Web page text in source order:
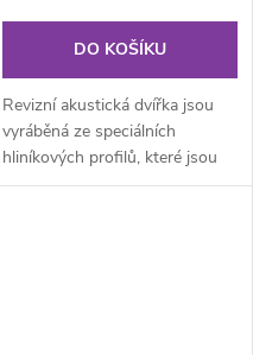
DO KOŠÍKU
Revizní akustická dvířka jsou
vyráběná ze speciálních
hliníkových profilů, které jsou
svařovány do venkovního a...